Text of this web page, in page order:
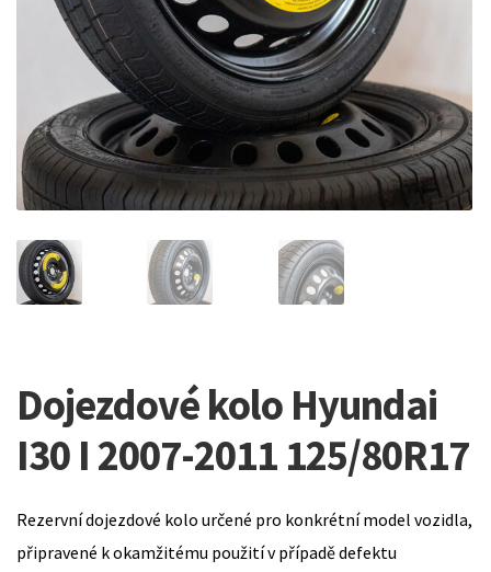
Dojezdové kolo Hyundai
I30 I 2007-2011 125/80R17
Rezervní dojezdové kolo určené pro konkrétní model vozidla,
připravené k okamžitému použití v případě defektu